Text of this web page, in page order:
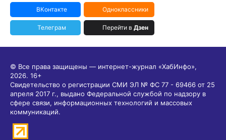
ВКонтакте Одноклассники
Телеграм Перейти в Дзен
© Все права защищены — интернет-журнал «ХабИнфо»,
2026. 16+
Свидетельство о регистрации СМИ ЭЛ № ФС 77 - 69466 от 25
апреля 2017 г., выдано Федеральной службой по надзору в
сфере связи, информационных технологий и массовых
коммуникаций.